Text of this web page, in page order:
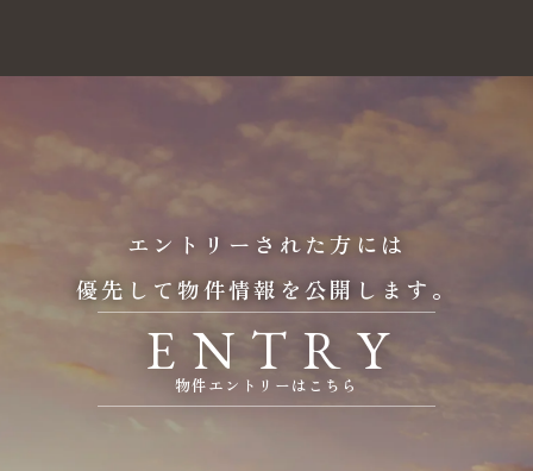
エントリーされた方には
優先して物件情報を公開します。
E N T R Y
物件エントリーはこちら